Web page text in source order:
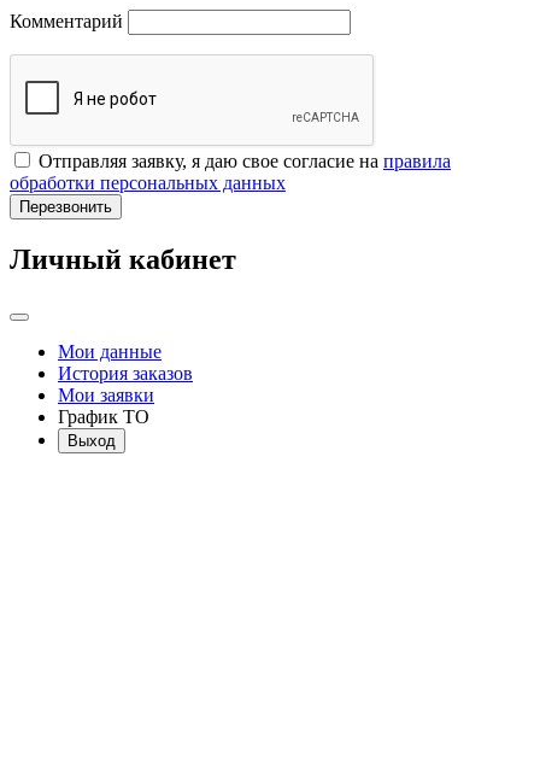
Комментарий
Отправляя заявку, я даю свое согласие на правила
обработки персональных данных
Перезвонить
Личный кабинет
Мои данные
История заказов
Мои заявки
График ТО
Выход